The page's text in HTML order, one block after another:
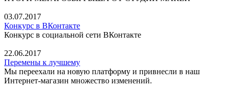
03.07.2017
Конкурс в ВКонтакте
Конкурс в социальной сети ВКонтакте
22.06.2017
Перемены к лучшему
Мы переехали на новую платформу и привнесли в наш
Интернет-магазин множество изменений.